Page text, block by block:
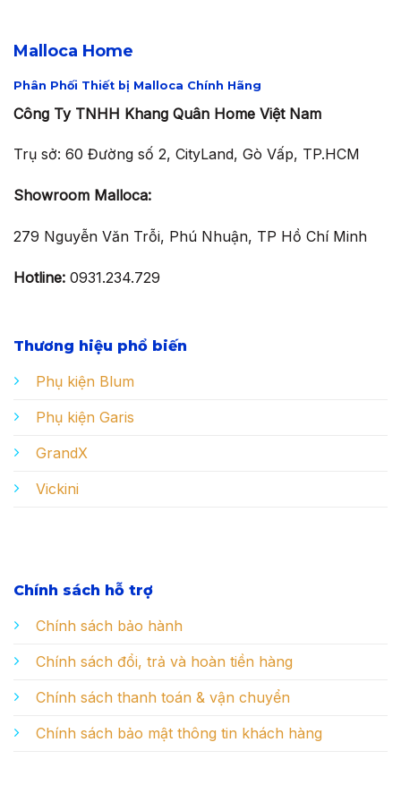
Malloca Home
Phân Phối Thiết bị Malloca Chính Hãng
Công Ty TNHH Khang Quân Home Việt Nam
Trụ sở: 60 Đường số 2, CityLand, Gò Vấp, TP.HCM
Showroom Malloca:
279 Nguyễn Văn Trỗi, Phú Nhuận, TP Hồ Chí Minh
Hotline: 0931.234.729
Thương hiệu phổ biến
Phụ kiện Blum
Phụ kiện Garis
GrandX
Vickini
Chính sách hỗ trợ
Chính sách bảo hành
Chính sách đổi, trả và hoàn tiền hàng
Chính sách thanh toán & vận chuyển
Chính sách bảo mật thông tin khách hàng